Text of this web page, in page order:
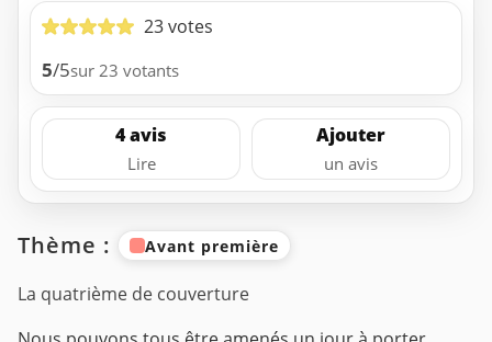
23 votes
5/5sur 23 votants
4 avis
Lire
Ajouter
un avis
Thème : Avant première
La quatrième de couverture